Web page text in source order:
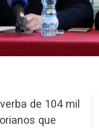
de 104 mil
que